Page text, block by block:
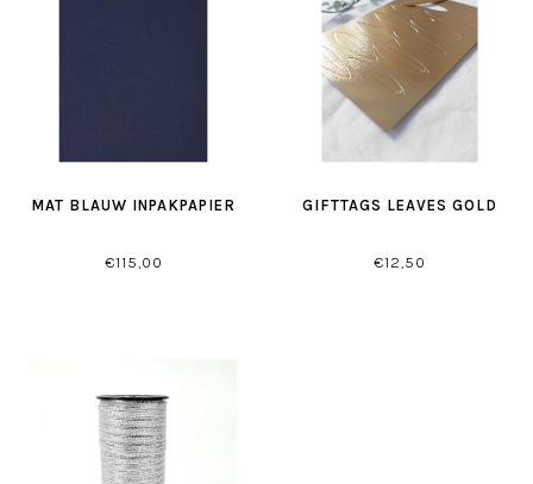
MAT BLAUW INPAKPAPIER
€115,00
GIFTTAGS LEAVES GOLD
€12,50